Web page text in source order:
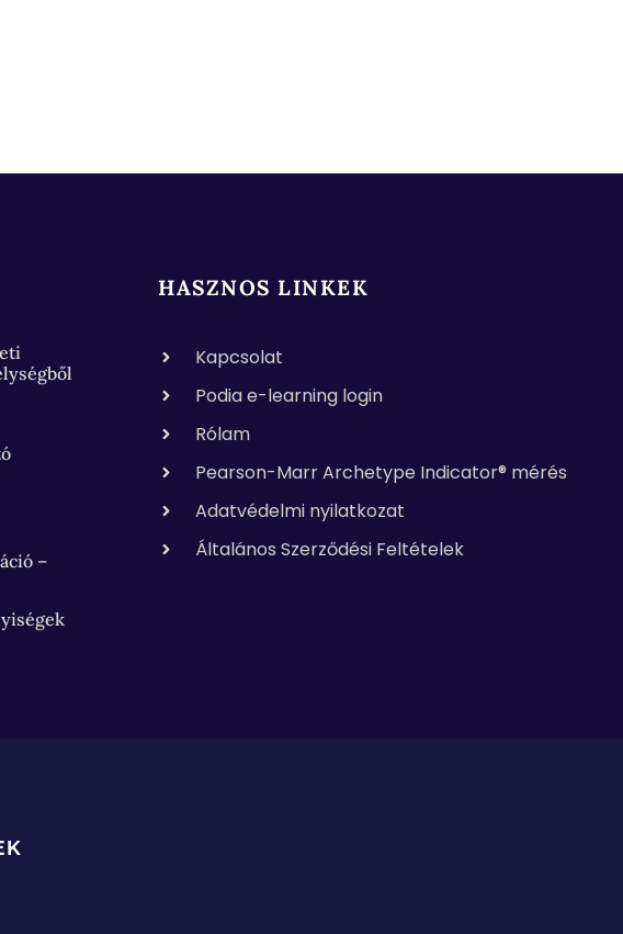
–
HASZNOS LINKEK
Kapcsolat
Podia e-learning login
Rólam
Pearson-Marr Archetype Indicator® mérés
Adatvédelmi nyilatkozat
Általános Szerződési Feltételek